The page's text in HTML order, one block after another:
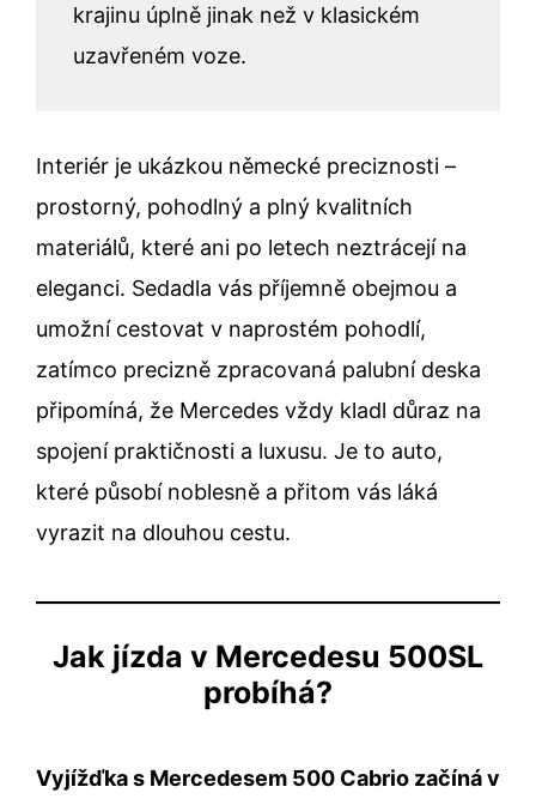
krajinu úplně jinak než v klasickém
uzavřeném voze.
Interiér je ukázkou německé preciznosti –
prostorný, pohodlný a plný kvalitních
materiálů, které ani po letech neztrácejí na
eleganci. Sedadla vás příjemně obejmou a
umožní cestovat v naprostém pohodlí,
zatímco precizně zpracovaná palubní deska
připomíná, že Mercedes vždy kladl důraz na
spojení praktičnosti a luxusu. Je to auto,
které působí noblesně a přitom vás láká
vyrazit na dlouhou cestu.
Jak jízda v Mercedesu 500SL
probíhá?
Vyjížďka s Mercedesem 500 Cabrio začíná v